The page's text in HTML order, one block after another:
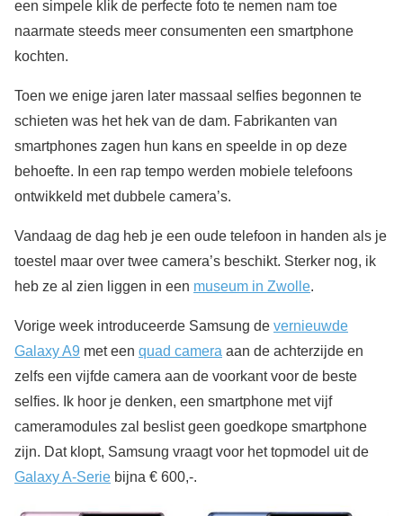
een simpele klik de perfecte foto te nemen nam toe
naarmate steeds meer consumenten een smartphone
kochten.
Toen we enige jaren later massaal selfies begonnen te
schieten was het hek van de dam. Fabrikanten van
smartphones zagen hun kans en speelde in op deze
behoefte. In een rap tempo werden mobiele telefoons
ontwikkeld met dubbele camera’s.
Vandaag de dag heb je een oude telefoon in handen als je
toestel maar over twee camera’s beschikt. Sterker nog, ik
heb ze al zien liggen in een museum in Zwolle.
Vorige week introduceerde Samsung de vernieuwde
Galaxy A9 met een quad camera aan de achterzijde en
zelfs een vijfde camera aan de voorkant voor de beste
selfies. Ik hoor je denken, een smartphone met vijf
cameramodules zal beslist geen goedkope smartphone
zijn. Dat klopt, Samsung vraagt voor het topmodel uit de
Galaxy A-Serie bijna € 600,-.